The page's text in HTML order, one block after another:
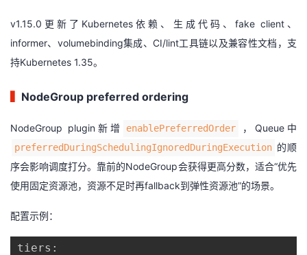
v1.15.0更新了Kubernetes依赖、生成代码、fake client、
informer、volumebinding集成、CI/lint工具链以及兼容性文档，支
持Kubernetes 1.35。
NodeGroup preferred ordering
NodeGroup plugin新增 enablePreferredOrder ，Queue中
preferredDuringSchedulingIgnoredDuringExecution 的顺
序会影响调度打分。靠前的NodeGroup会获得更高分数，适合“优先
使用固定资源池，资源不足时再fallback到弹性资源池”的场景。
配置示例：
tiers: